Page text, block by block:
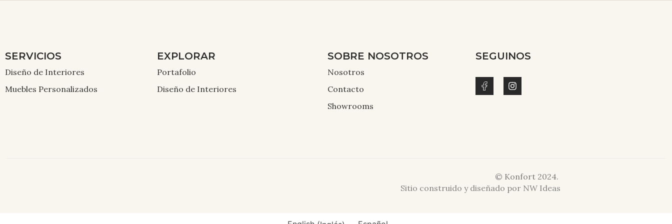
SERVICIOS
Diseño de Interiores
Muebles Personalizados
EXPLORAR
Portafolio
Diseño de Interiores
SOBRE NOSOTROS
Nosotros
Contacto
Showrooms
SEGUINOS
© Konfort 2024.
Sitio construido y diseñado por NW Ideas